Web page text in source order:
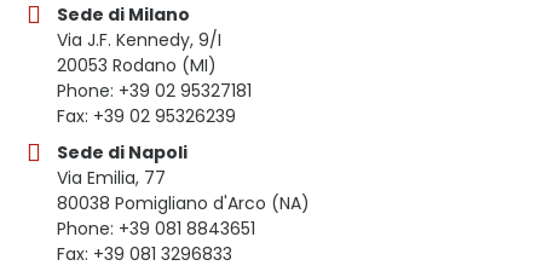
Sede di Milano
Via J.F. Kennedy, 9/I
20053 Rodano (MI)
Phone: +39 02 95327181
Fax: +39 02 95326239
Sede di Napoli
Via Emilia, 77
80038 Pomigliano d'Arco (NA)
Phone: +39 081 8843651
Fax: +39 081 3296833